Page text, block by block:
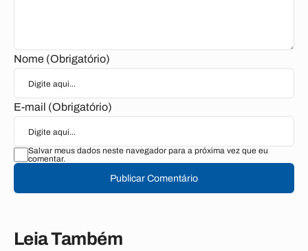
Nome (Obrigatório)
E-mail (Obrigatório)
Salvar meus dados neste navegador para a próxima vez que eu
comentar.
Publicar Comentário
Leia Também